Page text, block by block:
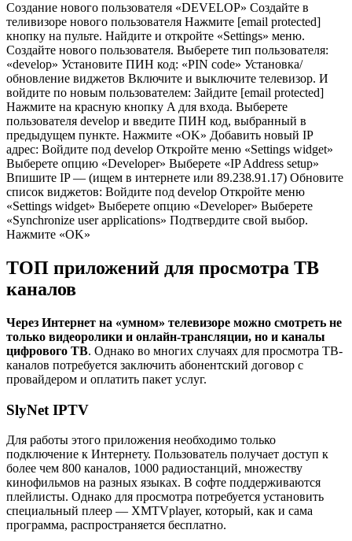
Создание нового пользователя «DEVELOP» Создайте в
теливизоре нового пользователя Нажмите [email protected]
кнопку на пульте. Найдите и откройте «Settings» меню.
Создайте нового пользователя. Выберете тип пользователя:
«develop» Установите ПИН код: «PIN code» Установка/
обновление виджетов Включите и выключите телевизор. И
войдите по новым пользователем: Зайдите [email protected]
Нажмите на красную кнопку A для входа. Выберете
пользователя develop и введите ПИН код, выбранный в
предыдущем пункте. Нажмите «OK» Добавить новый IP
адрес: Войдите под develop Откройте меню «Settings widget»
Выберете опцию «Developer» Выберете «IP Address setup»
Впишите IP — (ищем в интернете или 89.238.91.17) Обновите
список виджетов: Войдите под develop Откройте меню
«Settings widget» Выберете опцию «Developer» Выберете
«Synchronize user applications» Подтвердите свой выбор.
Нажмите «OK»
ТОП приложений для просмотра ТВ
каналов
Через Интернет на «умном» телевизоре можно смотреть не
только видеоролики и онлайн-трансляции, но и каналы
цифрового ТВ. Однако во многих случаях для просмотра ТВ-
каналов потребуется заключить абонентский договор с
провайдером и оплатить пакет услуг.
SlyNet IPTV
Для работы этого приложения необходимо только
подключение к Интернету. Пользователь получает доступ к
более чем 800 каналов, 1000 радиостанций, множеству
кинофильмов на разных языках. В софте поддерживаются
плейлисты. Однако для просмотра потребуется установить
специальный плеер — XMTVplayer, который, как и сама
программа, распространяется бесплатно.